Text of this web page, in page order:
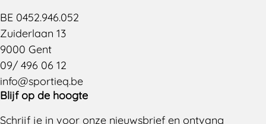
BE 0452.946.052
Zuiderlaan 13
9000 Gent
09/ 496 06 12
info@sportieq.be
Blijf op de hoogte
Schrijf je in voor onze nieuwsbrief en ontvang